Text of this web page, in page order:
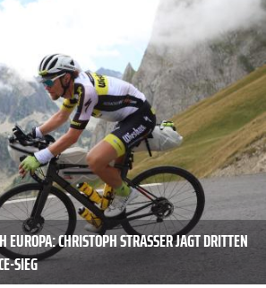
CHRISTOPH STRASSER JAGT DRITTEN
SIEG